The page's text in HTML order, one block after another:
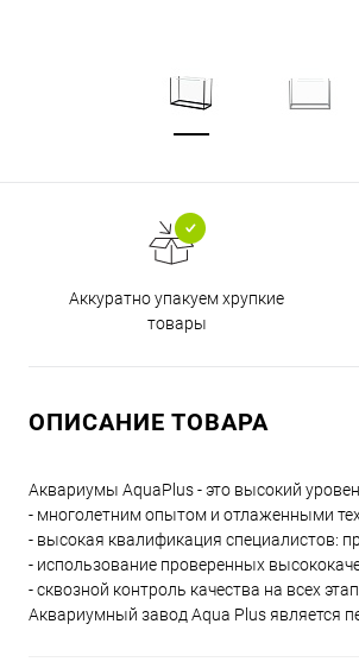
Аккуратно упакуем хрупкие
товары
ОПИСАНИЕ ТОВАРА
Аквариумы AquaPlus - это высокий
- многолетним опытом и отлаженными
- высокая квалификация специалистов:
- использование проверенных
- сквозной контроль качества на всех
Аквариумный завод Aqua Plus является